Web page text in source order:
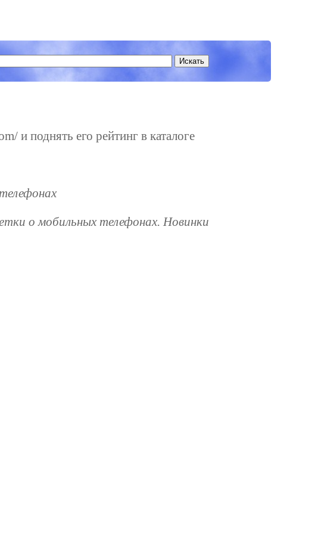
и поднять его рейтинг в каталоге
о мобильных телефонах. Новинки